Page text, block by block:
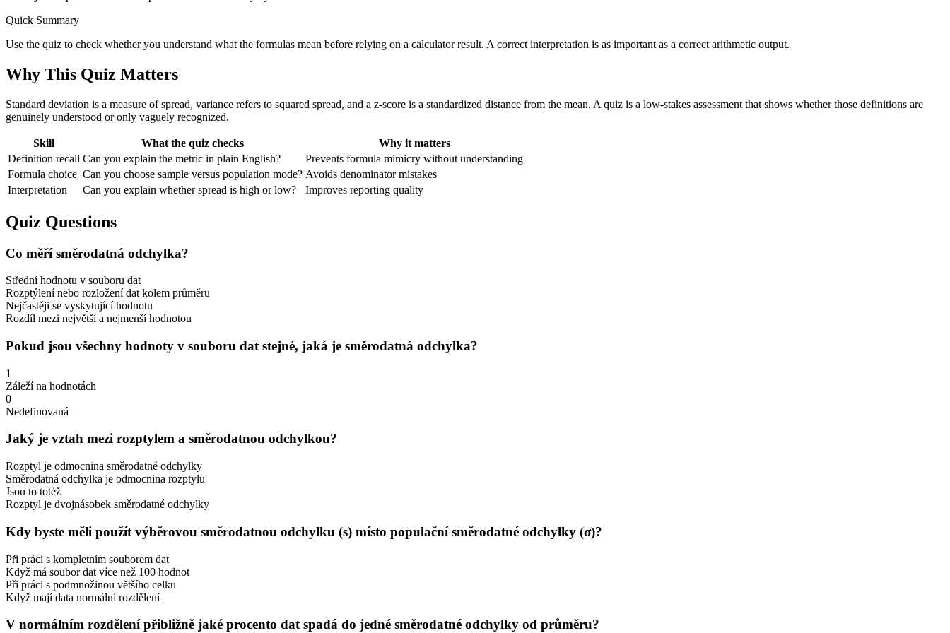
Quick Summary
Use the quiz to check whether you understand what the formulas mean before relying on a calculator result. A correct interpretation is as important as a correct arithmetic output.
Why This Quiz Matters
Standard deviation is a measure of spread, variance refers to squared spread, and a z-score is a standardized distance from the mean. A quiz is a low-stakes assessment that shows whether those definitions are
genuinely understood or only vaguely recognized.
Skill What the quiz checks
Why it matters
Definition recall Can you explain the metric in plain English?
Prevents formula mimicry without understanding
Formula choice Can you choose sample versus population mode? Avoids denominator mistakes
Interpretation
Can you explain whether spread is high or low? Improves reporting quality
Quiz Questions
Co měří směrodatná odchylka?
Střední hodnotu v souboru dat
Rozptýlení nebo rozložení dat kolem průměru
Nejčastěji se vyskytující hodnotu
Rozdíl mezi největší a nejmenší hodnotou
Pokud jsou všechny hodnoty v souboru dat stejné, jaká je směrodatná odchylka?
1
Záleží na hodnotách
0
Nedefinovaná
Jaký je vztah mezi rozptylem a směrodatnou odchylkou?
Rozptyl je odmocnina směrodatné odchylky
Směrodatná odchylka je odmocnina rozptylu
Jsou to totéž
Rozptyl je dvojnásobek směrodatné odchylky
Kdy byste měli použít výběrovou směrodatnou odchylku (s) místo populační směrodatné odchylky (σ)?
Při práci s kompletním souborem dat
Když má soubor dat více než 100 hodnot
Při práci s podmnožinou většího celku
Když mají data normální rozdělení
V normálním rozdělení přibližně jaké procento dat spadá do jedné směrodatné odchylky od průměru?